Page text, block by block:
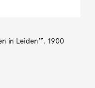
in Leiden‘“. 1900